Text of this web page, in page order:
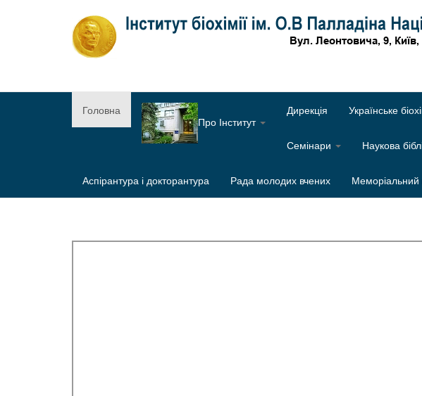
Головна
Про Інститут
Дирекція Українське
Семінари Наукова
Аспірантура і докторантура Рада молодих вчених